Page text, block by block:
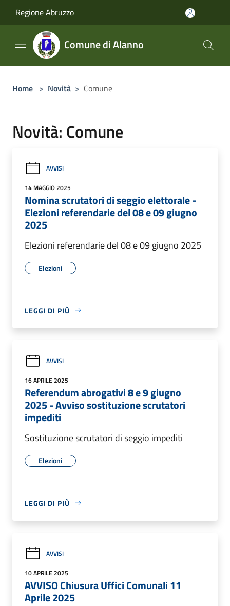
Regione Abruzzo
Comune di Alanno
Home > Novità > Comune
Novità: Comune
AVVISI
14 MAGGIO 2025
Nomina scrutatori di seggio elettorale -
Elezioni referendarie del 08 e 09 giugno
2025
Elezioni referendarie del 08 e 09 giugno 2025
Elezioni
LEGGI DI PIÙ
AVVISI
16 APRILE 2025
Referendum abrogativi 8 e 9 giugno
2025 - Avviso sostituzione scrutatori
impediti
Sostituzione scrutatori di seggio impediti
Elezioni
LEGGI DI PIÙ
AVVISI
10 APRILE 2025
AVVISO Chiusura Uffici Comunali 11
Aprile 2025